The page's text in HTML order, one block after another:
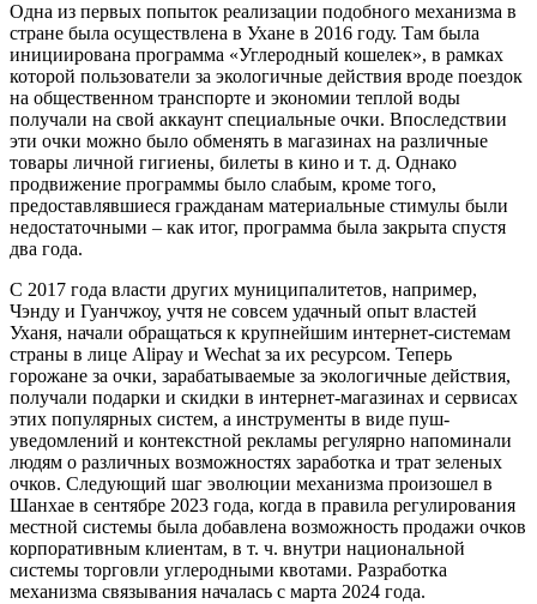
Одна из первых попыток реализации подобного механизма в
стране была осуществлена в Ухане в 2016 году. Там была
инициирована программа «Углеродный кошелек», в рамках
которой пользователи за экологичные действия вроде поездок
на общественном транспорте и экономии теплой воды
получали на свой аккаунт специальные очки. Впоследствии
эти очки можно было обменять в магазинах на различные
товары личной гигиены, билеты в кино и т. д. Однако
продвижение программы было слабым, кроме того,
предоставлявшиеся гражданам материальные стимулы были
недостаточными – как итог, программа была закрыта спустя
два года.
C 2017 года власти других муниципалитетов, например,
Чэнду и Гуанчжоу, учтя не совсем удачный опыт властей
Уханя, начали обращаться к крупнейшим интернет-системам
страны в лице Alipay и Wechat за их ресурсом. Теперь
горожане за очки, зарабатываемые за экологичные действия,
получали подарки и скидки в интернет-магазинах и сервисах
этих популярных систем, а инструменты в виде пуш-
уведомлений и контекстной рекламы регулярно напоминали
людям о различных возможностях заработка и трат зеленых
очков. Следующий шаг эволюции механизма произошел в
Шанхае в сентябре 2023 года, когда в правила регулирования
местной системы была добавлена возможность продажи очков
корпоративным клиентам, в т. ч. внутри национальной
системы торговли углеродными квотами. Разработка
механизма связывания началась с марта 2024 года.